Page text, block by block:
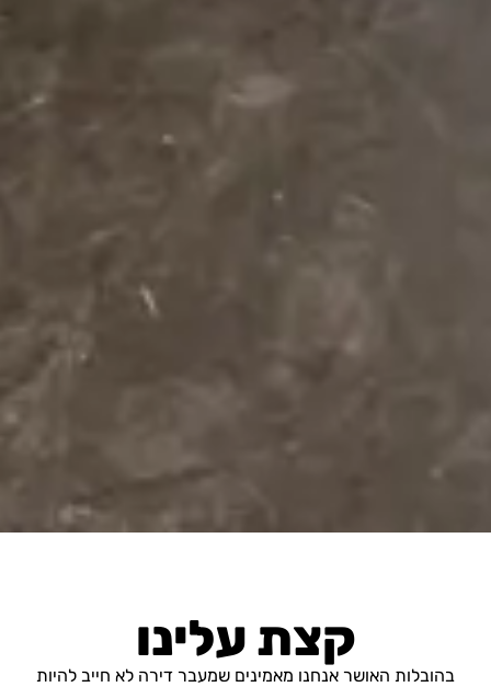
קצת עלינו
בהובלות האושר אנחנו מאמינים שמעבר דירה לא חייב להיות